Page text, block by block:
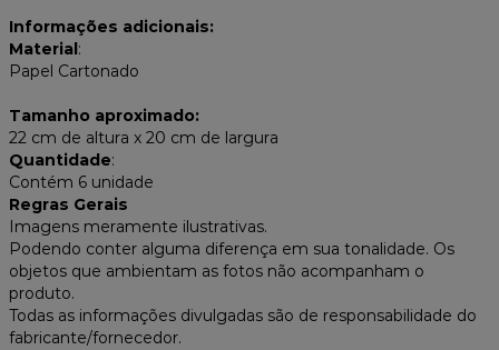
Informações adicionais:
Material :
Papel Cartonado
Tamanho aproximado:
22 cm de altura x 20 cm de largura
Quantidade:
Contém 6 unidade
Regras Gerais
Imagens meramente ilustrativas.
Podendo conter alguma diferença em sua tonalidade. Os
objetos que ambientam as fotos não acompanham o
produto.
Todas as informações divulgadas são de responsabilidade do
fabricante/fornecedor.